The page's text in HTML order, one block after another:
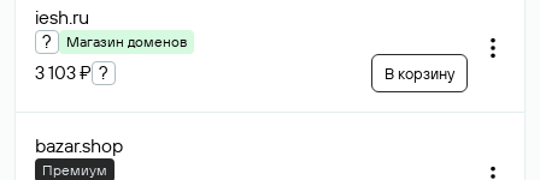
iesh.ru
? Магазин доменов
3 103 ₽ ? В корзину
bazar.shop
Премиум